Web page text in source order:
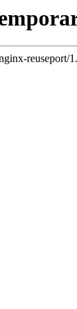
reuseport/